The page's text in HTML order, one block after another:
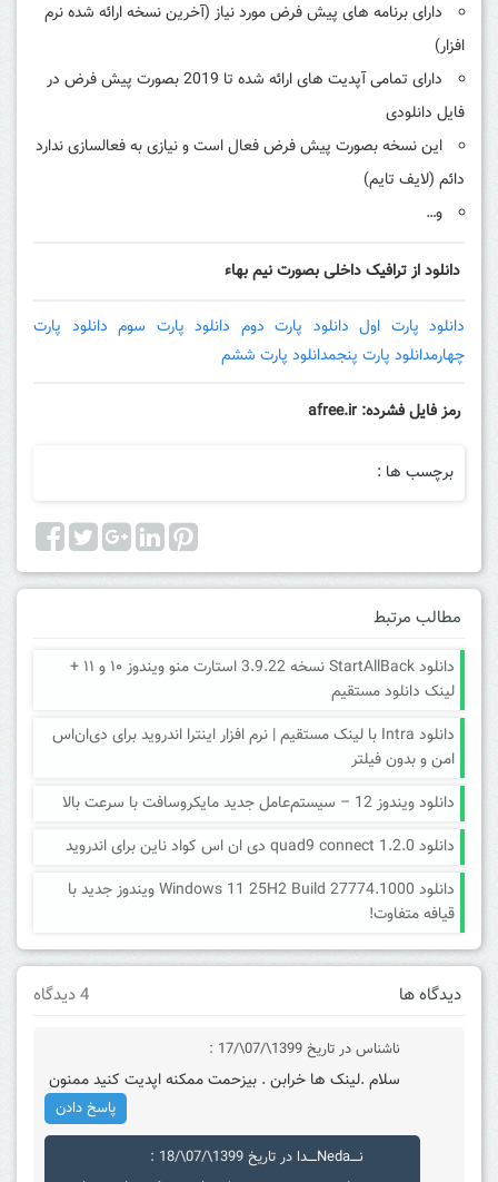
دارای برنامه های پیش فرض مورد نیاز (آخرین نسخه ارائه شده نرم
افزار)
دارای تمامی آپدیت های ارائه شده تا 2019 بصورت پیش فرض در
فایل دانلودی
این نسخه بصورت پیش فرض فعال است و نیازی به فعالسازی ندارد
دائم (لایف تایم)
و…
دانلود از ترافیک داخلی بصورت نیم بهاء
دانلود پارت اول دانلود پارت دوم دانلود پارت سوم دانلود پارت
چهارمدانلود پارت پنجمدانلود پارت ششم
رمز فایل فشرده: afree.ir
برچسب ها :
مطالب مرتبط
دانلود StartAllBack نسخه 3.9.22 استارت منو ویندوز ۱۰ و ۱۱ +
لینک دانلود مستقیم
دانلود Intra با لینک مستقیم | نرم افزار اینترا اندروید برای دی‌ان‌اس
امن و بدون فیلتر
دانلود ویندوز 12 – سیستم‌عامل جدید مایکروسافت با سرعت بالا
دانلود quad9 connect 1.2.0 دی ان اس کواد ناین برای اندروید
دانلود Windows 11 25H2 Build 27774.1000 ویندوز جدید با
قیافه متفاوت!
دیدگاه ها 4 دیدگاه
ناشناس در تاریخ 1399\/07\/17 :
سلام .لینک ها خرابن . بیزحمت ممکنه اپدیت کنید ممنون
پاسخ دادن
نــــNedaــــدا در تاریخ 1399\/07\/18 :